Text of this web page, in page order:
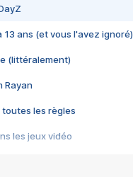
13 ans (et vous l'avez ignoré)
(littéralement)
Rayan
toutes les règles
les jeux vidéo